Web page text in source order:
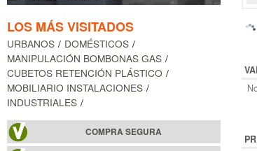
LOS MÁS VISITADOS
URBANOS
DOMÉSTICOS
MANIPULACIÓN BOMBONAS GAS
CUBETOS RETENCIÓN PLÁSTICO
MOBILIARIO INSTALACIONES
INDUSTRIALES
COMPRA SEGURA